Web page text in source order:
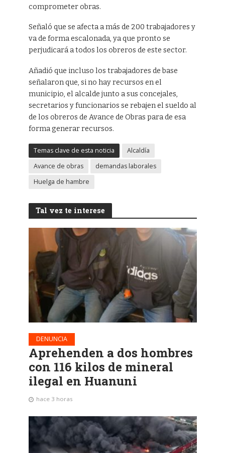
comprometer obras.
Señaló que se afecta a más de 200 trabajadores y
va de forma escalonada, ya que pronto se
perjudicará a todos los obreros de este sector.
Añadió que incluso los trabajadores de base
señalaron que, si no hay recursos en el
municipio, el alcalde junto a sus concejales,
secretarios y funcionarios se rebajen el sueldo al
de los obreros de Avance de Obras para de esa
forma generar recursos.
Temas clave de esta noticia
Alcaldía
Avance de obras
demandas laborales
Huelga de hambre
Tal vez te interese
DENUNCIA
Aprehenden a dos hombres
con 116 kilos de mineral
ilegal en Huanuni
hace 3 horas